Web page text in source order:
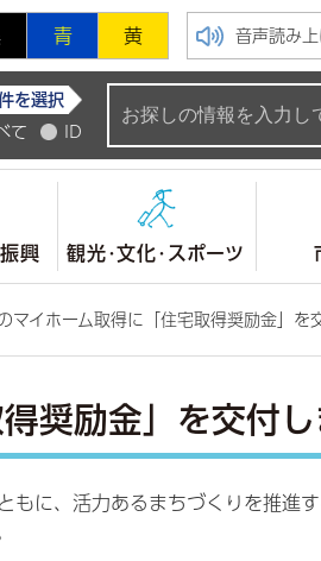
青 黄 音声読み
宮市公式ホームページ
を選択
て
ID
興 観光・文化・スポーツ
マイホーム取得に「住宅取得奨励金」を
奨励金」を交付し
もに、活力あるまちづくりを推進